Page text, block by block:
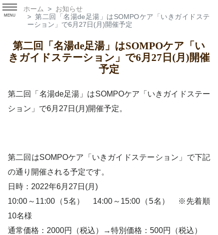
ホーム
お知らせ
第二回「名湯de足湯」はSOMPOケア「いきガイドステ
ーション」で6月27日(月)開催予定
第二回「名湯de足湯」はSOMPOケア「い
きガイドステーション」で6月27日(月)開催
予定
第二回「名湯de足湯」はSOMPOケア「いきガイドステー
ション」で6月27日(月)開催予定。
第二回はSOMPOケア「いきガイドステーション」で下記
の通り開催される予定です。
日時：2022年6月27日(月)
10:00～11:00（5名） 14:00～15:00（5名） ※先着順
10名様
通常価格：2000円（税込）→特別価格：500円（税込）
MENU